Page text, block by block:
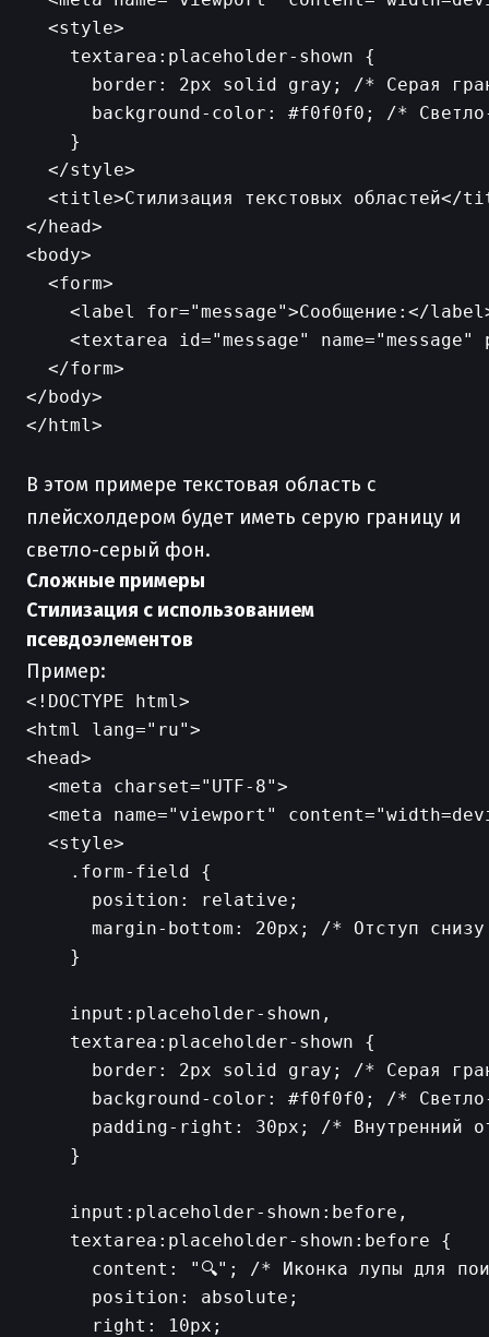
  <style>
    textarea:placeholder-shown {
border: 2px solid gray; /* Серая
background-color: #f0f0f0; /*
    }
  </style>
<title>Стилизация текстовых областей</
</head>
<body>
  <form>
<label for="message">Сообщение:</
<textarea id="message" name="message"
  </form>
</body>
</html>
В этом примере текстовая область с
плейсхолдером будет иметь серую границу и
светло-серый фон.
Сложные примеры
Стилизация с использованием
псевдоэлементов
Пример:
<!DOCTYPE html>
<html lang="ru">
<head>
  <meta charset="UTF-8">
<meta name="viewport"
  <style>
    .form-field {
      position: relative;
margin-bottom: 20px; /* Отступ
    }
    input:placeholder-shown,
    textarea:placeholder-shown {
border: 2px solid gray; /* Серая
background-color: #f0f0f0; /*
padding-right: 30px; /* Внутренний
    }
    input:placeholder-shown:before,
    textarea:placeholder-shown:before {
content: "🔍"; /* Иконка лупы для
      position: absolute;
      right: 10px;